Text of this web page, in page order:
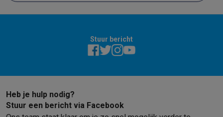
Stuur bericht
Heb je hulp nodig?
Stuur een bericht via Facebook